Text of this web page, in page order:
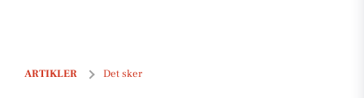
ARTIKLER Det sker
Weekend i Holte: Filmvisning og kreativ håndarbejdseventyr